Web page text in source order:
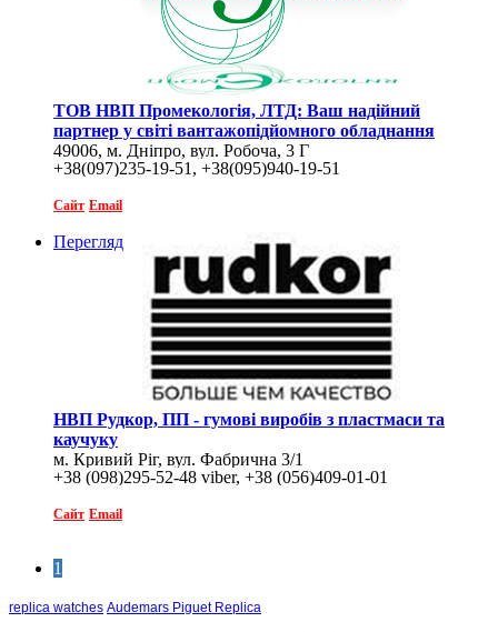
ТОВ НВП Промекологія, ЛТД: Ваш надійний
партнер у світі вантажопідйомного обладнання
49006, м. Дніпро, вул. Робоча, 3 Г
+38(097)235-19-51, +38(095)940-19-51
Сайт Email
Перегляд
НВП Рудкор, ПП - гумові виробів з пластмаси та
каучуку
м. Кривий Ріг, вул. Фабрична 3/1
+38 (098)295-52-48 viber, +38 (056)409-01-01
Сайт Email
1
replica watches Audemars Piguet Replica